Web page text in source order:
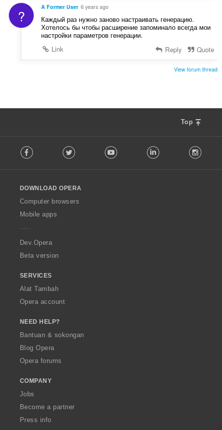
? A Former User 6 years ago
Каждый раз нужно заново настраивать генерацию.
Хотелось бы чтобы расширение запоминало всегда мои
настройки параметров генерации.
Link
Reply Quote
View forum thread
Top
o
w
O
p
a
Facebook Twitter Youtube LinkedIn
DOWNLOAD OPERA
Computer browsers
Mobile apps
Dev.Opera
Beta version
SERVICES
Alat Tambah
Opera account
NEED HELP?
Bantuan & sokongan
Blog Opera
Opera forums
COMPANY
Jobs
Become a partner
Press info